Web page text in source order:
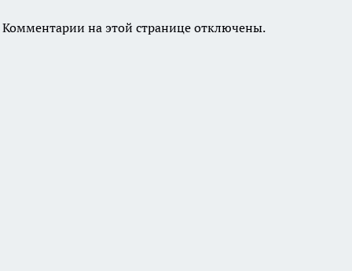
Комментарии на этой странице отключены.